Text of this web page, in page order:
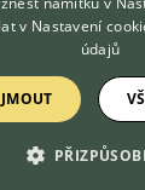
Zpracování
v Nastavení
údajů